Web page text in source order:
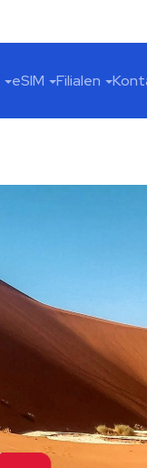
eSIM Filialen